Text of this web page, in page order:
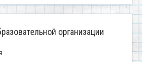
организации